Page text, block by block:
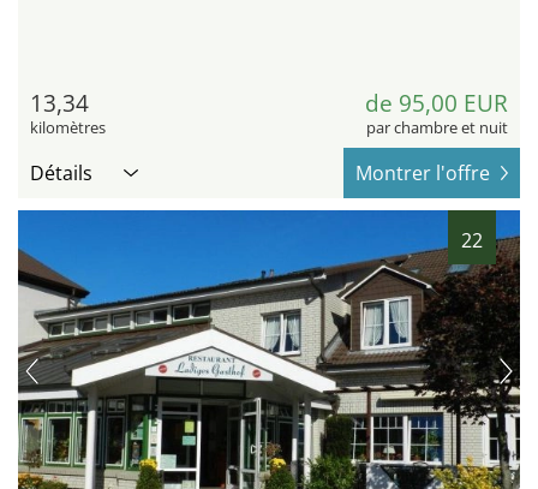
13,34
kilomètres
de 95,00 EUR
par chambre et nuit
Détails Montrer l'offre
22